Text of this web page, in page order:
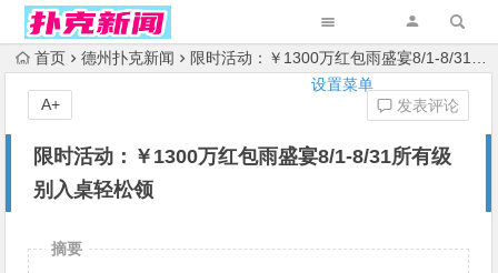
设置菜单
首页 德州扑克新闻 限时活动：￥1300万红包雨盛宴8/1-8/31所有级别入桌轻松领
限时活动：￥1300万红包雨盛宴8/1-8/31所有级
别入桌轻松领
发表评论
A+
摘要